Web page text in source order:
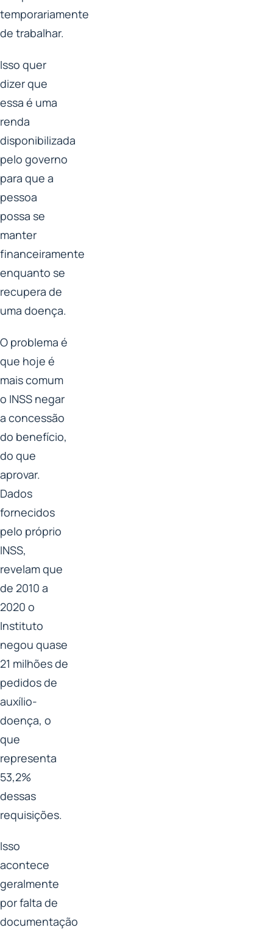
temporariamente
de trabalhar.
Isso quer
dizer que
essa é uma
renda
disponibilizada
pelo governo
para que a
pessoa
possa se
manter
financeiramente
enquanto se
recupera de
uma doença.
O problema é
que hoje é
mais comum
o INSS negar
a concessão
do benefício,
do que
aprovar.
Dados
fornecidos
pelo próprio
INSS,
revelam que
de 2010 a
2020 o
Instituto
negou quase
21 milhões de
pedidos de
auxílio-
doença, o
que
representa
53,2%
dessas
requisições.
Isso
acontece
geralmente
por falta de
documentação